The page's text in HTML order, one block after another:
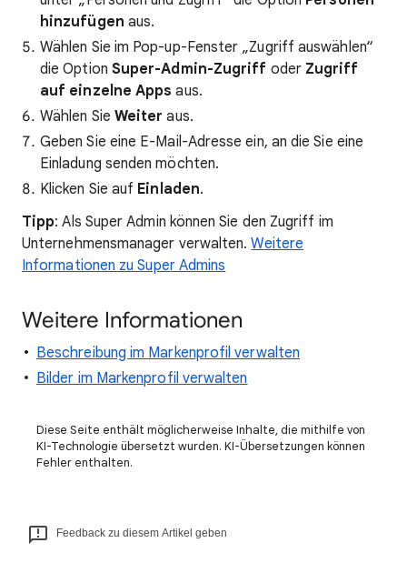
hinzufügen aus.
Wählen Sie im Pop-up-Fenster „Zugriff auswählen“
die Option Super-Admin-Zugriff oder Zugriff
auf einzelne Apps aus.
Wählen Sie Weiter aus.
Geben Sie eine E-Mail-Adresse ein, an die Sie eine
Einladung senden möchten.
Klicken Sie auf Einladen.
Tipp: Als Super Admin können Sie den Zugriff im
Unternehmensmanager verwalten.Weitere
Informationen zu Super Admins
Weitere Informationen
Beschreibung im Markenprofil verwalten
Bilder im Markenprofil verwalten
Diese Seite enthält möglicherweise Inhalte, die mithilfe von
KI-Technologie übersetzt wurden. KI-Übersetzungen können
Fehler enthalten.
Feedback zu diesem Artikel geben